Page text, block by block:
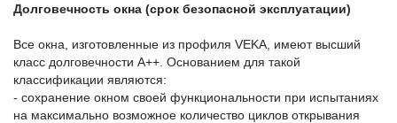
Долговечность окна (срок безопасной эксплуатации)
Все окна, изготовленные из профиля VEKA, имеют высший
класс долговечности А++. Основанием для такой
классификации являются:
- сохранение окном своей функциональности при испытаниях
на максимально возможное количество циклов открывания